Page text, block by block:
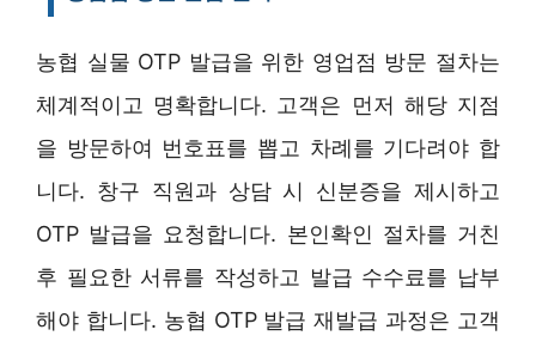
농협 실물 OTP 발급을 위한 영업점 방문 절차는
체계적이고 명확합니다. 고객은 먼저 해당 지점
을 방문하여 번호표를 뽑고 차례를 기다려야 합
니다. 창구 직원과 상담 시 신분증을 제시하고
OTP 발급을 요청합니다. 본인확인 절차를 거친
후 필요한 서류를 작성하고 발급 수수료를 납부
해야 합니다. 농협 OTP 발급 재발급 과정은 고객